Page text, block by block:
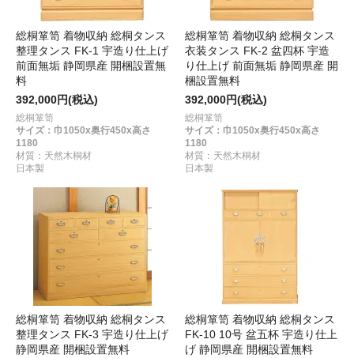
総桐箪笥 着物収納 総桐タンス
整理タンス FK-1 宇造り仕上げ
前面無垢 静岡県産 開梱設置無
料
392,000円(税込)
総桐箪笥
サイズ：巾1050x奥行450x高さ
1180
材質：天然木桐材
日本製
総桐箪笥 着物収納 総桐タンス
衣装タンス FK-2 盆四杯 宇造
り仕上げ 前面無垢 静岡県産 開
梱設置無料
392,000円(税込)
総桐箪笥
サイズ：巾1050x奥行450x高さ
1180
材質：天然木桐材
日本製
総桐箪笥 着物収納 総桐タンス
整理タンス FK-3 宇造り仕上げ
静岡県産 開梱設置無料
総桐箪笥 着物収納 総桐タンス
FK-10 10号 盆五杯 宇造り仕上
げ 静岡県産 開梱設置無料